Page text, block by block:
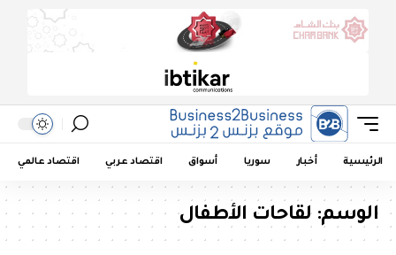
الرئيسية أخبار سوريا أسواق اقتصاد عربي اقتصاد عالمي
الوسم:لقاحات الأطفال